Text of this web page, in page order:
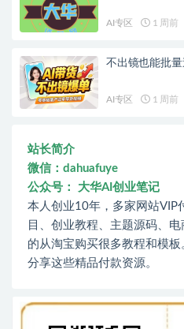
AI专区 1 周前
不出镜也能批
AI专区 1 周前
站长简介
微信：dahuafuye
公众号： 大华AI创业笔记
本人创业10年，多家网站VIP
目、创业教程、主题源码、
的从淘宝购买很多教程和模
分享这些精品付款资源。